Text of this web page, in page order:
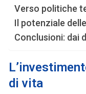
Verso politiche
Il potenziale
Conclusioni: dai
di vita